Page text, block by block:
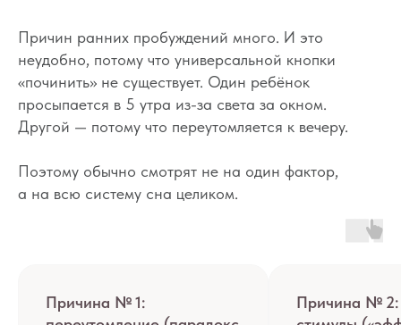
Причин ранних пробуждений много. И это
неудобно, потому что универсальной кнопки
«починить» не существует. Один ребёнок
просыпается в 5 утра из-за света за окном.
Другой — потому что переутомляется к вечеру.
Поэтому обычно смотрят не на один фактор,
а на всю систему сна целиком.
Причина № 1:
Причина №